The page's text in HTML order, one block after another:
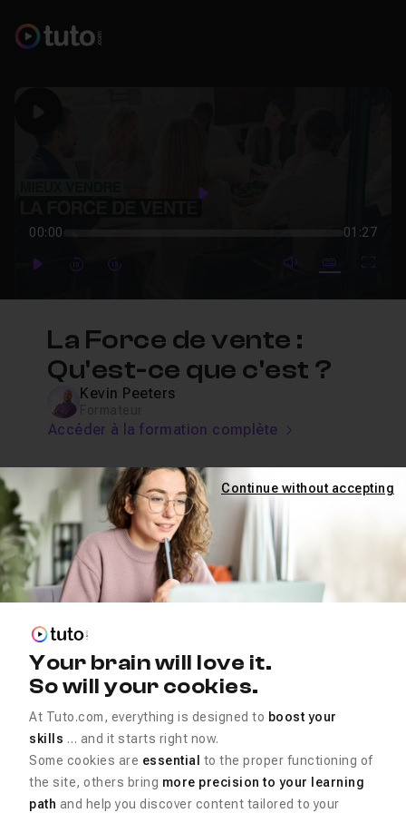
Play
00:00 01:27
PlayForwardForward mute video
Subtitles
La Force de vente :
Qu'est-ce que c'est ?
Kevin Peeters
Accéder à la formation complète